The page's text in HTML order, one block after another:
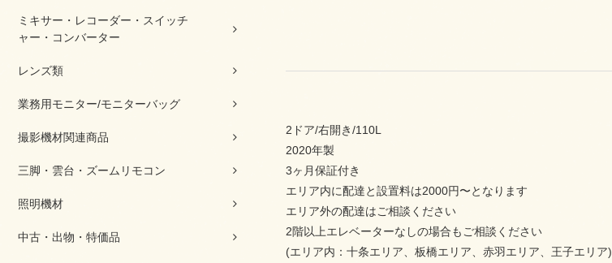
ミキサー・レコーダー・スイッチ
ャー・コンバーター
レンズ類
業務用モニター/モニターバッグ
撮影機材関連商品
三脚・雲台・ズームリモコン
照明機材
中古・出物・特価品
2ドア/右開き/110L
2020年製
3ヶ月保証付き
エリア内に配達と設置料は2000円〜となります
エリア外の配達はご相談ください
2階以上エレベーターなしの場合もご相談ください
(エリア内：十条エリア、板橋エリア、赤羽エリア、王子エリア)